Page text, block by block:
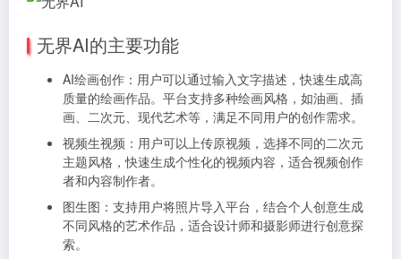
无界AI的主要功能
AI绘画创作：用户可以通过输入文字描述，快速生成高
质量的绘画作品。平台支持多种绘画风格，如油画、插
画、二次元、现代艺术等，满足不同用户的创作需求。
视频生视频：用户可以上传原视频，选择不同的二次元
主题风格，快速生成个性化的视频内容，适合视频创作
者和内容制作者。
图生图：支持用户将照片导入平台，结合个人创意生成
不同风格的艺术作品，适合设计师和摄影师进行创意探
索。